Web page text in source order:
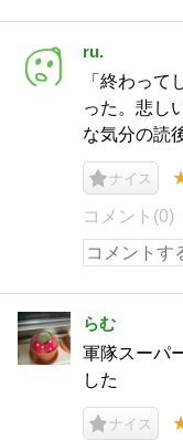
ru.
「終わって
った。悲し
な気分の読
ナイス
コメント(0)
らむ
軍隊スーパ
した
ナイス